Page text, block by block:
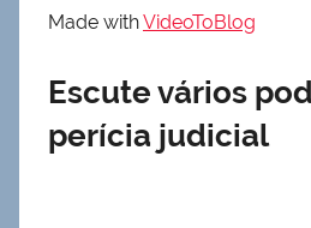
Made withVideoToBlog
Escute vários
perícia judicial